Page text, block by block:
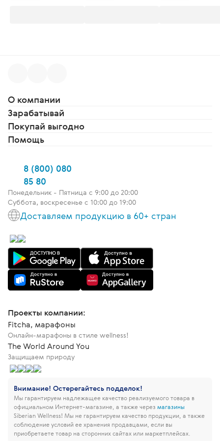
О компании
Зарабатывай
Покупай выгодно
Помощь
8 (800) 080
85 80
Понедельник - Пятница c 9:00 до 20:00
Суббота, воскресенье с 10:00 до 19:00
Доставляем продукцию в 60+ стран
Проекты компании:
Fitcha, марафоны
Онлайн-марафоны в стиле wellness!
The World Around You
Защищаем природу
Внимание! Остерегайтесь подделок!
Мы гарантируем надлежащее качество реализуемого товара в
официальном Интернет-магазине, а также через магазины
Siberian Wellness! Мы не гарантируем качество продукции, а также
соблюдение условий ее хранения продавцами, если вы
приобретаете товар на сторонних сайтах или маркетплейсах.